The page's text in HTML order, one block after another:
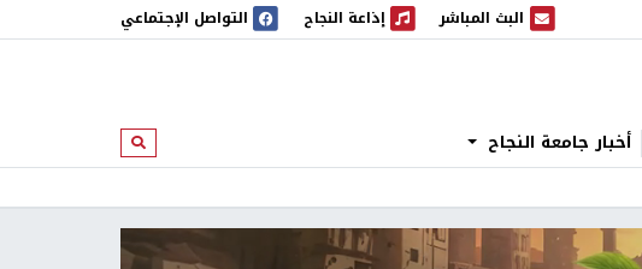
البث المباشر
البث المباشر إذاعة النجاح
إذاعة النجاح التواصل الإجتماعي
أخبار جامعة النجاح ابحث